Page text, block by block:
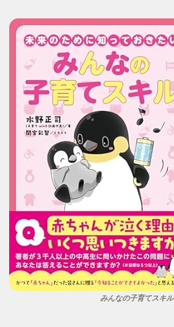
みんなの子育てスキル